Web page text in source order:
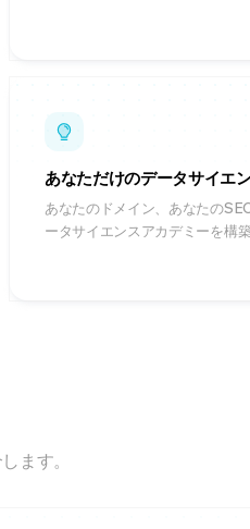
あなただけのデータサイエ
あなたのドメイン、あなたの
ータサイエンスアカデミーを構
ます。